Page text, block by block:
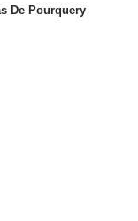
De Pourquery